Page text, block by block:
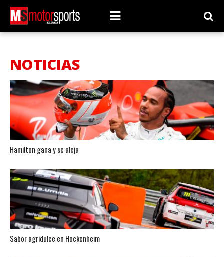
NOTICIAS
Hamilton gana y se aleja
Sabor agridulce en Hockenheim